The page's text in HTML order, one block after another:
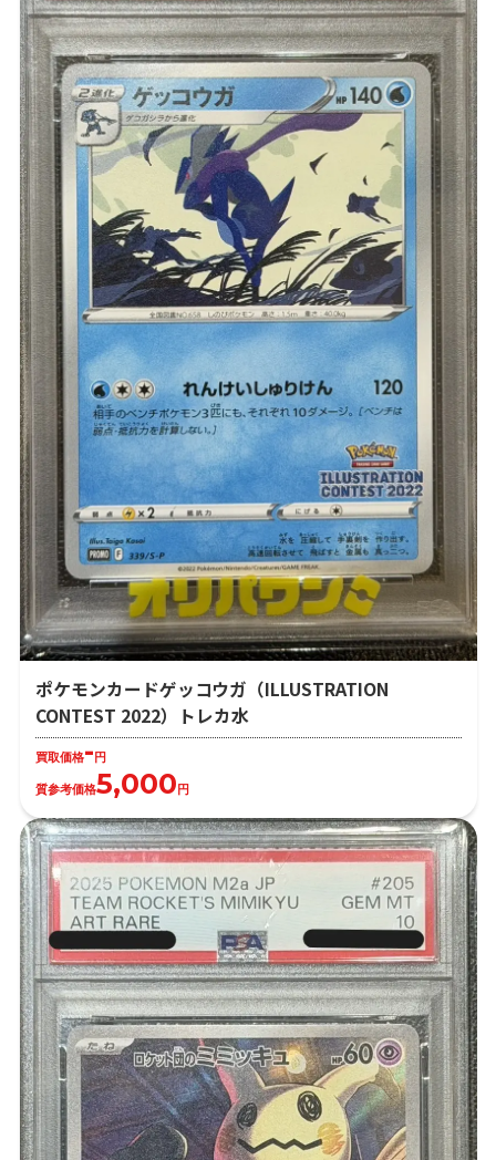
ポケモンカードゲッコウガ（ILLUSTRATION
CONTEST 2022）トレカ水
買取価格-円
質参考価格5,000円